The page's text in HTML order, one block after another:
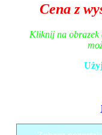
Cena z
Kliknij na obrazek